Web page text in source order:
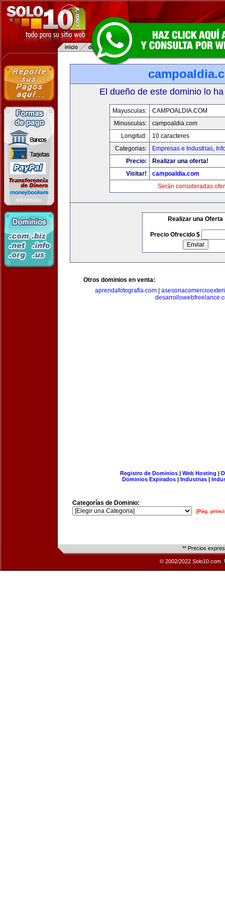
El dueño de este dominio lo
Mayusculas:
CAMPOALDIA.COM
Minusculas:
campoaldia.com
Longitud:
10 caracteres
Categorias:
Empresas e Industrias,
Precio:
Realizar una oferta!
Visitar!
campoaldia.com
Serán consideradas
Realizar una Oferta
Precio Ofrecido $
Otros dominios en venta:
aprendafotografia.com
Registro de Dominios| Web Hosting |
Dominios Expirados | Industrias |
Categorías de Dominio:
[Pág.
** Precios
© 2002/2022 Solo10.com